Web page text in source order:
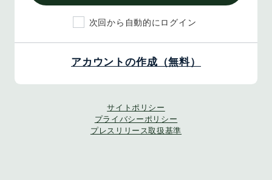
次回から自動的にログイン
アカウントの作成（無料）
サイトポリシー
プライバシーポリシー
プレスリリース取扱基準